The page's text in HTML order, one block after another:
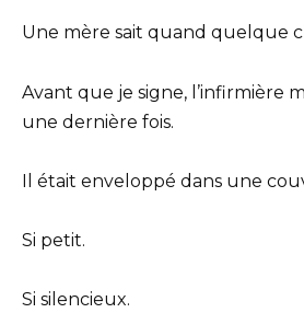
Une mère sait quand quelque
Avant que je signe, l’infirmière
une dernière fois.
Il était enveloppé dans une
Si petit.
Si silencieux.